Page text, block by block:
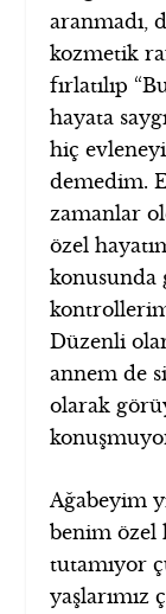
aranmadı,
kozmetik
fırlatılıp
hayata
hiç
demedim.
zamanlar
özel
Düzenli
annem de
olarak
Ağabeyim
benim özel
tutamıyor
yaşlarımız